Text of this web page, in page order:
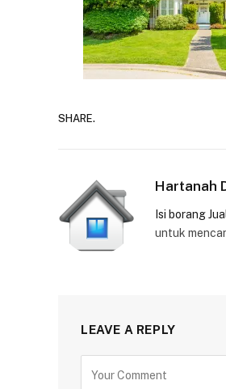
SHARE.
Hartanah
Isi borang
untuk
LEAVE A REPLY